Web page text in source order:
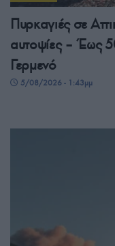
Πυρκαγιές σε
αυτοψίες – Έως
Γερμενό
5/08/2026 - 1:43μμ